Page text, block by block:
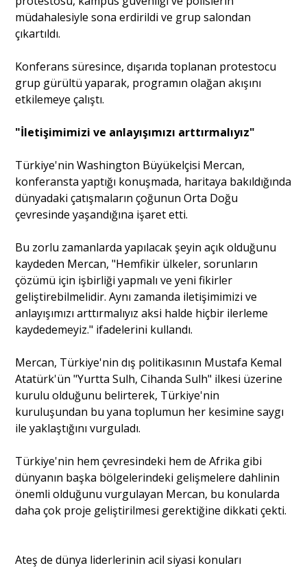
müdahalesiyle sona erdirildi ve grup salondan
çıkartıldı.
Konferans süresince, dışarıda toplanan protestocu
grup gürültü yaparak, programın olağan akışını
etkilemeye çalıştı.
"İletişimimizi ve anlayışımızı arttırmalıyız"
Türkiye'nin Washington Büyükelçisi Mercan,
konferansta yaptığı konuşmada, haritaya bakıldığında
dünyadaki çatışmaların çoğunun Orta Doğu
çevresinde yaşandığına işaret etti.
Bu zorlu zamanlarda yapılacak şeyin açık olduğunu
kaydeden Mercan, "Hemfikir ülkeler, sorunların
çözümü için işbirliği yapmalı ve yeni fikirler
geliştirebilmelidir. Aynı zamanda iletişimimizi ve
anlayışımızı arttırmalıyız aksi halde hiçbir ilerleme
kaydedemeyiz." ifadelerini kullandı.
Mercan, Türkiye'nin dış politikasının Mustafa Kemal
Atatürk'ün "Yurtta Sulh, Cihanda Sulh" ilkesi üzerine
kurulu olduğunu belirterek, Türkiye'nin
kuruluşundan bu yana toplumun her kesimine saygı
ile yaklaştığını vurguladı.
Türkiye'nin hem çevresindeki hem de Afrika gibi
dünyanın başka bölgelerindeki gelişmelere dahlinin
önemli olduğunu vurgulayan Mercan, bu konularda
daha çok proje geliştirilmesi gerektiğine dikkati çekti.
Ateş de dünya liderlerinin acil siyasi konuları